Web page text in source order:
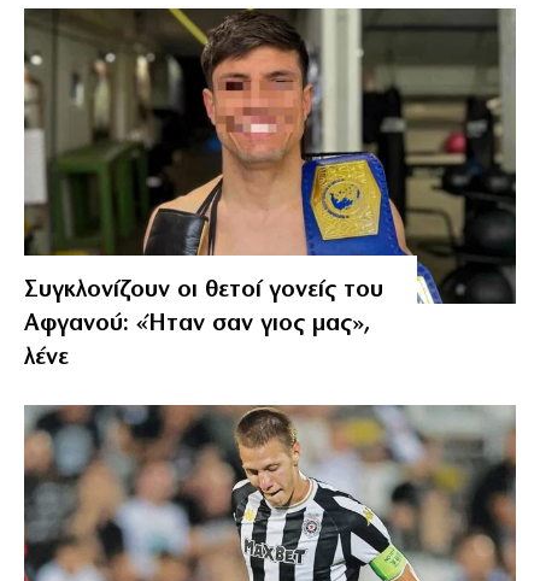
Συγκλονίζουν οι θετοί γονείς του
Αφγανού: «Ήταν σαν γιος μας»,
λένε